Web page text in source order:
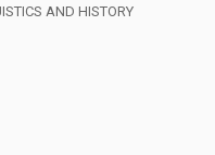
AND HISTORY